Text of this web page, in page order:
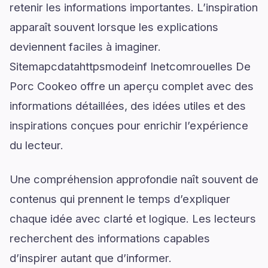
retenir les informations importantes. L’inspiration
apparaît souvent lorsque les explications
deviennent faciles à imaginer.
Sitemapcdatahttpsmodeinf Inetcomrouelles De
Porc Cookeo offre un aperçu complet avec des
informations détaillées, des idées utiles et des
inspirations conçues pour enrichir l’expérience
du lecteur.
Une compréhension approfondie naît souvent de
contenus qui prennent le temps d’expliquer
chaque idée avec clarté et logique. Les lecteurs
recherchent des informations capables
d’inspirer autant que d’informer.